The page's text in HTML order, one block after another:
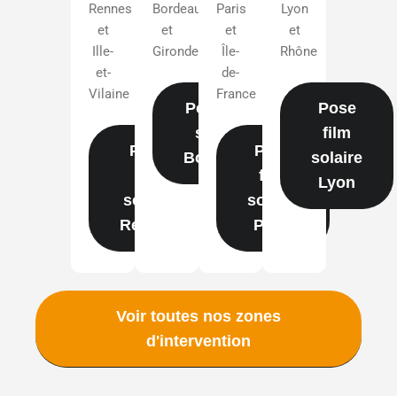
Rennes
et
Ille-
et-
Vilaine
Pose
film
solaire
Rennes
Bordeaux
et
Gironde
Pose film
solaire
Bordeaux
Paris
et
Île-
de-
France
Pose
film
solaire
Paris
Lyon
et
Rhône
Pose
film
solaire
Lyon
Voir toutes nos zones
d'intervention